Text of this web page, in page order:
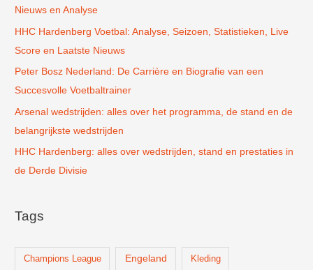
a
r
:
Nieuws en Analyse
HHC Hardenberg Voetbal: Analyse, Seizoen, Statistieken, Live
Score en Laatste Nieuws
Peter Bosz Nederland: De Carrière en Biografie van een
Succesvolle Voetbaltrainer
Arsenal wedstrijden: alles over het programma, de stand en de
belangrijkste wedstrijden
HHC Hardenberg: alles over wedstrijden, stand en prestaties in
de Derde Divisie
Tags
Champions League Engeland Kleding